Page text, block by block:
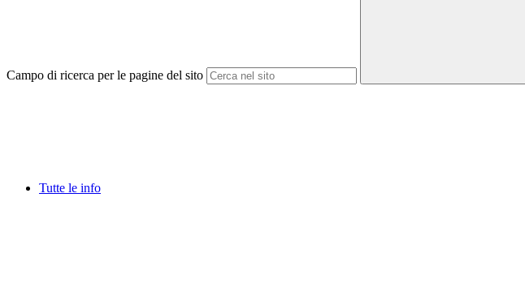
Campo di ricerca per le pagine del sito
Tutte le info